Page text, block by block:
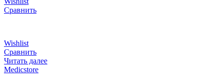
Сравнить
Wishlist
Сравнить
Читать далее
Medicstore